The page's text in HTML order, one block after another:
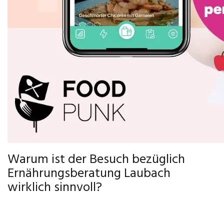
Warum ist der Besuch bezüglich
Ernährungsberatung Laubach
wirklich sinnvoll?